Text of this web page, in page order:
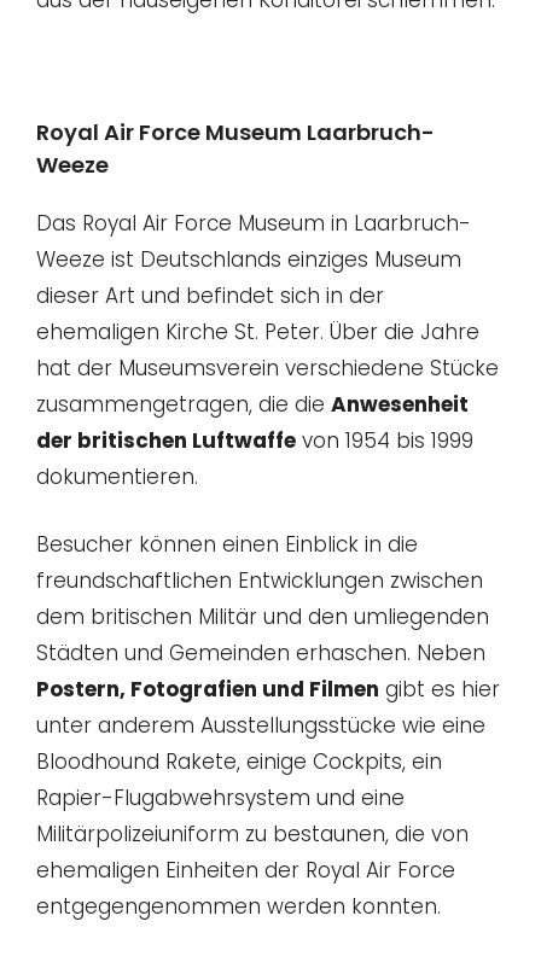
Royal Air Force Museum Laarbruch-
Weeze
Das Royal Air Force Museum in Laarbruch-
Weeze ist Deutschlands einziges Museum
dieser Art und befindet sich in der
ehemaligen Kirche St. Peter. Über die Jahre
hat der Museumsverein verschiedene Stücke
zusammengetragen, die die Anwesenheit
der britischen Luftwaffe von 1954 bis 1999
dokumentieren.
Besucher können einen Einblick in die
freundschaftlichen Entwicklungen zwischen
dem britischen Militär und den umliegenden
Städten und Gemeinden erhaschen. Neben
Postern, Fotografien und Filmen gibt es hier
unter anderem Ausstellungsstücke wie eine
Bloodhound Rakete, einige Cockpits, ein
Rapier-Flugabwehrsystem und eine
Militärpolizeiuniform zu bestaunen, die von
ehemaligen Einheiten der Royal Air Force
entgegengenommen werden konnten.